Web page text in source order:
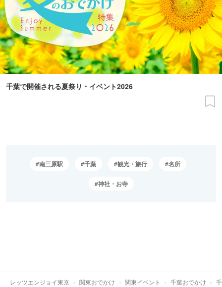
千葉で開催される夏祭り・イベント2026
南三原駅 千葉 観光・旅行 名所
神社・お寺
レッツエンジョイ東京 関東おでかけ 関東イベント 千葉おでかけ